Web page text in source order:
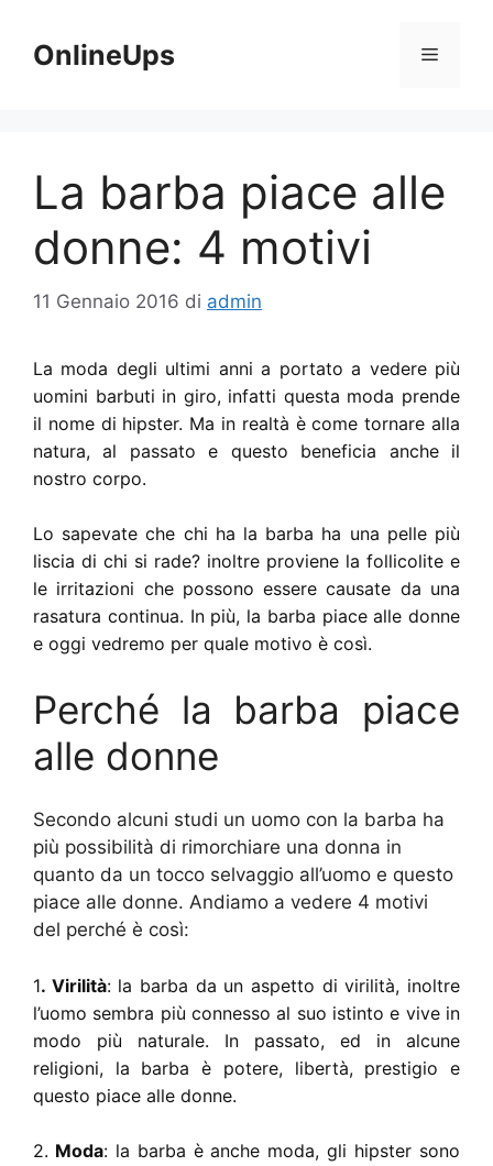
contenuto
OnlineUps Menu
La barba piace alle
donne: 4 motivi
11 Gennaio 2016 di admin
La moda degli ultimi anni a portato a vedere più
uomini barbuti in giro, infatti questa moda prende
il nome di hipster. Ma in realtà è come tornare alla
natura, al passato e questo beneficia anche il
nostro corpo.
Lo sapevate che chi ha la barba ha una pelle più
liscia di chi si rade? inoltre proviene la follicolite e
le irritazioni che possono essere causate da una
rasatura continua. In più, la barba piace alle donne
e oggi vedremo per quale motivo è così.
Perché la barba piace
alle donne
Secondo alcuni studi un uomo con la barba ha
più possibilità di rimorchiare una donna in
quanto da un tocco selvaggio all’uomo e questo
piace alle donne. Andiamo a vedere 4 motivi
del perché è così:
1. Virilità: la barba da un aspetto di virilità, inoltre
l’uomo sembra più connesso al suo istinto e vive in
modo più naturale. In passato, ed in alcune
religioni, la barba è potere, libertà, prestigio e
questo piace alle donne.
2. Moda: la barba è anche moda, gli hipster sono